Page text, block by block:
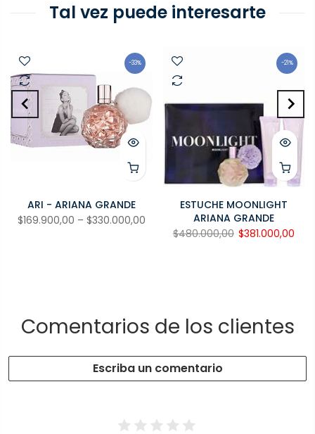
Tal vez puede interesarte
-33%
ARI - ARIANA GRANDE
$169.900,00 – $330.000,00
-21%
ESTUCHE MOONLIGHT
ARIANA GRANDE
$480.000,00 $381.000,00
Comentarios de los clientes
Escriba un comentario